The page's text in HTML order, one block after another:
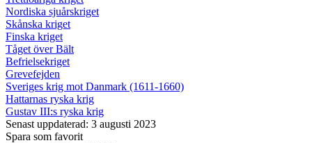
Nordiska sjuårskriget
Skånska kriget
Finska kriget
Tåget över Bält
Befrielsekriget
Grevefejden
Sveriges krig mot Danmark (1611-1660)
Hattarnas ryska krig
Gustav III:s ryska krig
Senast uppdaterad: 3 augusti 2023
Spara som favorit